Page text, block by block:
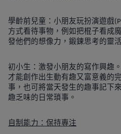
學齡前兒童：小朋友玩扮演遊戲
方式看待事物，例如把棍子看成
發他們的想像力，鍛鍊思考的靈
初小生：激發小朋友的寫作興趣
才能創作出生動有趣又富意義的
事，也可將當天發生的趣事記下
趣乏味的日常瑣事。
自制能力：保持專注